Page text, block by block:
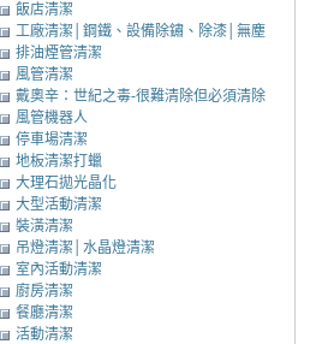
飯店清潔
工廠清潔│鋼鐵、設備除鏽、除漆│無塵
室清潔│中央廚房清潔
排油煙管清潔
風管清潔
戴奧辛：世紀之毒-很難清除但必須清除
的毒素
風管機器人
停車場清潔
地板清潔打蠟
大理石拋光晶化
大型活動清潔
裝潢清潔
吊燈清潔│水晶燈清潔
室內活動清潔
廚房清潔
餐廳清潔
活動清潔